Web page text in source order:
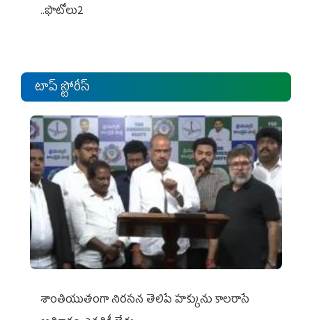
..ఫొటోలు2
టాప్ స్టోరీస్
శాంతియుతంగా నిరసన తెలిపే హక్కును కాలరాసే